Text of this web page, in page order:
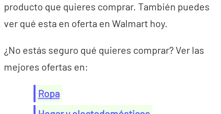
producto que quieres comprar. También puedes
ver qué esta en oferta en Walmart hoy.
¿No estás seguro qué quieres comprar? Ver las
mejores ofertas en:
Ropa